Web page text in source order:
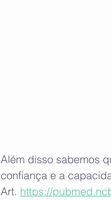
Além disso sabemos
confiança e a
Art. https://